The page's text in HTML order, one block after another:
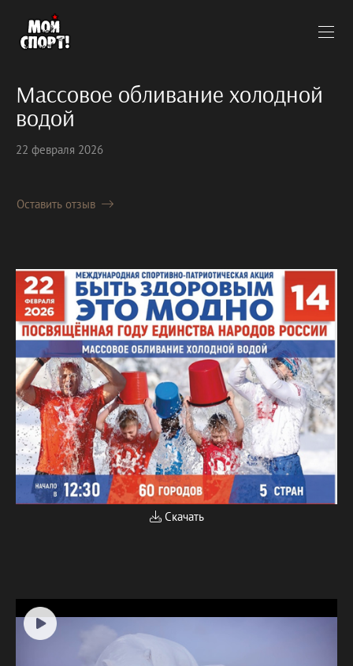
Массовое обливание холодной
водой
22 февраля 2026
Оставить отзыв
Скачать